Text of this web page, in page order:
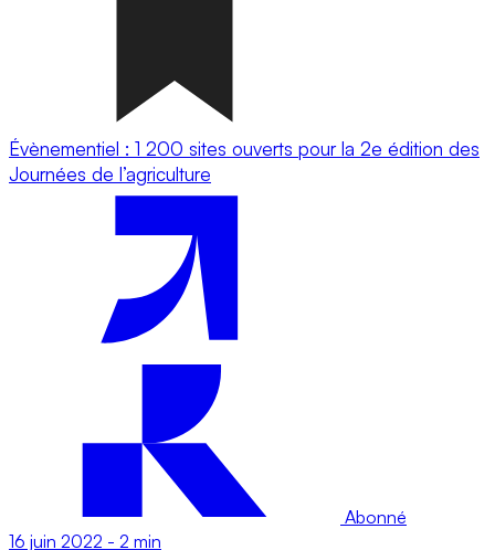
Évènementiel : 1 200 sites ouverts pour la 2e édition des
Journées de l’agriculture
Abonné
16 juin 2022 - 2 min